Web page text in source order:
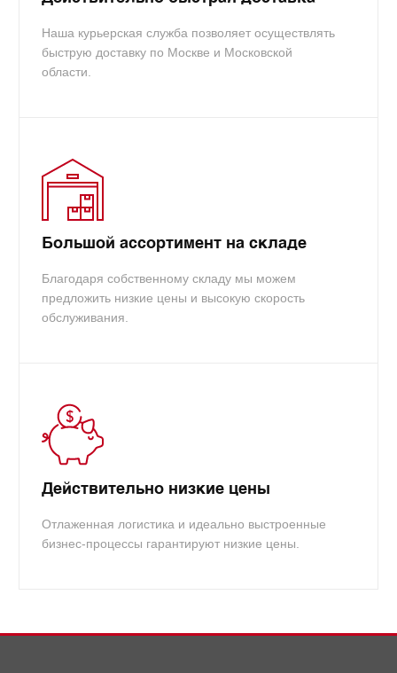
Наша курьерская служба позволяет осуществлять
быструю доставку по Москве и Московской
области.
Большой ассортимент на складе
Благодаря собственному складу мы можем
предложить низкие цены и высокую скорость
обслуживания.
Действительно низкие цены
Отлаженная логистика и идеально выстроенные
бизнес-процессы гарантируют низкие цены.